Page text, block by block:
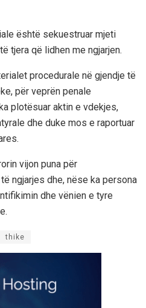
është sekuestruar mjeti
tjera që lidhen me ngjarjen.
procedurale në gjendje të
për veprën penale
plotësuar aktin e vdekjes,
dhe duke mos e raportuar
vijon puna për
ngjarjes dhe, nëse ka persona
dhe vënien e tyre
thike